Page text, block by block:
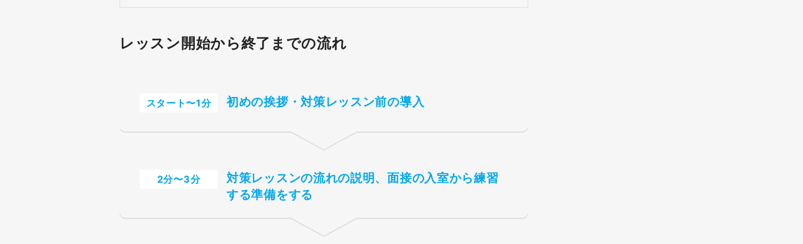
レッスン開始から終了までの流れ
スタート〜1分 初めの挨拶・対策レッスン前の導入
2分〜3分
対策レッスンの流れの説明、面接の入室から練習
する準備をする